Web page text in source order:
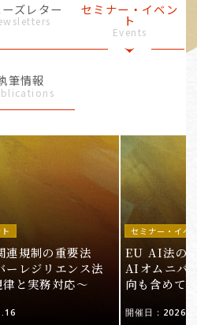
ズレター セミナー・イベン
ト
Events
筆情報
連規制の重要法
ーレジリエンス法
律と実務対応〜
セミナー・イベ
EU AI法の
AIオムニバ
向も含めて
開催日：